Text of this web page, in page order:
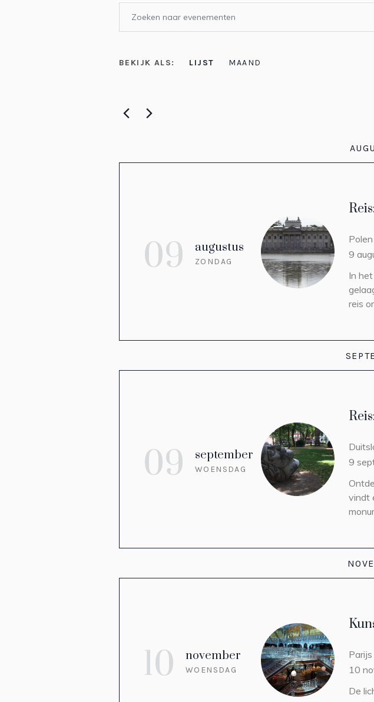
Evenementen
Zoeken
en
navigatie
een
in.
Evenementen
EVENEMENT
BEKIJK ALS: LIJST MAAND
09 augustus
ZONDAG
Polen
9
In
reis
09 september
WOENSDAG
9
vindt
10 november
WOENSDAG
Parijs
10
De